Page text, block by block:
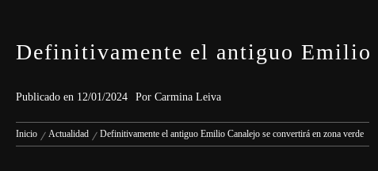
Definitivamente el antiguo Emilio
Publicado en 12/01/2024 Por Carmina Leiva
Inicio Actualidad Definitivamente el antiguo Emilio Canalejo se convertirá en zona verde